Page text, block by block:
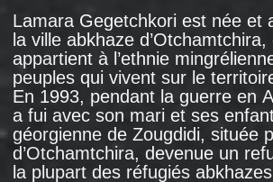
géorgiens expulsés de Russie en 2006, ont
également obtenu gain de cause devant
la CEDH.